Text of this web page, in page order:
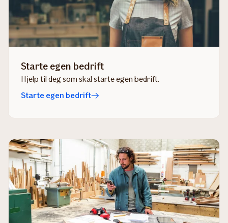
Starte egen bedrift
Hjelp til deg som skal starte egen bedrift.
Starte egen bedrift